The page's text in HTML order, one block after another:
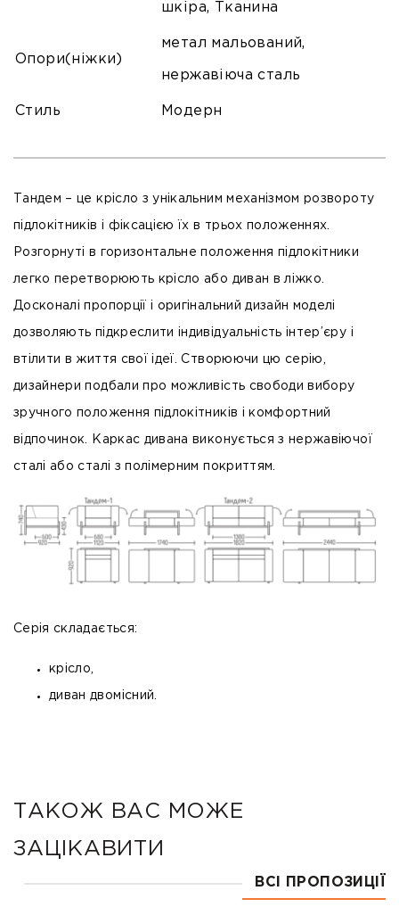
шкіра, Тканина
Опори(ніжки)
метал мальований,
нержавіюча сталь
Стиль Модерн
Тандем – це крісло з унікальним механізмом розвороту
підлокітників і фіксацією їх в трьох положеннях.
Розгорнуті в горизонтальне положення підлокітники
легко перетворюють крісло або диван в ліжко.
Досконалі пропорції і оригінальний дизайн моделі
дозволяють підкреслити індивідуальність інтер’єру і
втілити в життя свої ідеї. Створюючи цю серію,
дизайнери подбали про можливість свободи вибору
зручного положення підлокітників і комфортний
відпочинок. Каркас дивана виконується з нержавіючої
сталі або сталі з полімерним покриттям.
Серія складається:
крісло,
диван двомісний.
ТАКОЖ ВАС МОЖЕ
ЗАЦІКАВИТИ
ВСІ ПРОПОЗИЦІЇ